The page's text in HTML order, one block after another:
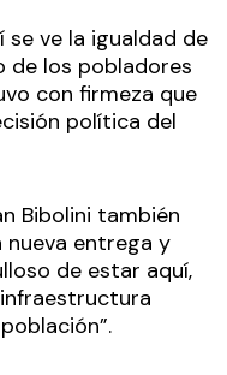
se ve la igualdad de
de los pobladores
con firmeza que
política del
Bibolini también
entrega y
de estar aquí,